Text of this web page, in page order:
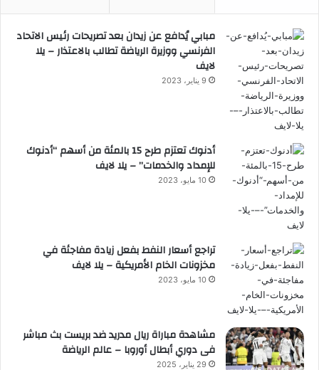
مبابي يُدافع عن زيدان بعد تصريحات رئيس الاتحاد
الفرنسي ووزيرة الرياضة تطالب بالاعتذار – يلا
لايف
9 يناير، 2023
أدنوك تعتزم طرح 15 بالمئة من أسهم “أدنوك
للإمداد والخدمات” – يلا لايف
10 مايو، 2023
تراجع أسعار النفط بفعل زيادة مفاجئة في
مخزونات الخام الأمريكية – يلا لايف
10 مايو، 2023
مشاهدة مباراة ريال مدريد ضد بريست بث مباشر
فى دوري أبطال أوروبا – عالم الرياضة
29 يناير، 2025